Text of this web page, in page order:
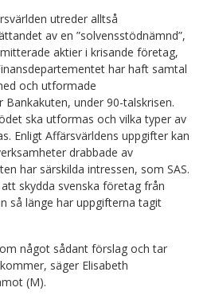
utreder alltså
av en ”solvensstödnämnd”,
aktier i krisande företag,
har haft samtal
och utformade
under 90-talskrisen.
ska utformas och vilka typer av
Enligt Affärsvärldens uppgifter kan
drabbade av
har särskilda intressen, som SAS.
skydda svenska företag från
så länge har uppgifterna tagit
något sådant förslag och tar
säger Elisabeth
(M).